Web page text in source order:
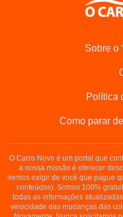
Sobre o
Política
Como parar
O Carro Novo é um portal que
a nossa missão é oferecer
iremos exigir de você que pague
conteúdos). Somos 100%
todas as informações
velocidade das mudanças das